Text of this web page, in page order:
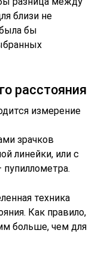
близи не
бы
расстояния
измерение
зрачков
линейки, или с
техника
Как правило,
больше, чем для